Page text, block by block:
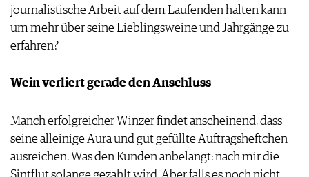
journalistische Arbeit auf dem Laufenden halten kann
um mehr über seine Lieblingsweine und Jahrgänge zu
erfahren?
Wein verliert gerade den Anschluss
Manch erfolgreicher Winzer findet anscheinend, dass
seine alleinige Aura und gut gefüllte Auftragsheftchen
ausreichen. Was den Kunden anbelangt: nach mir die